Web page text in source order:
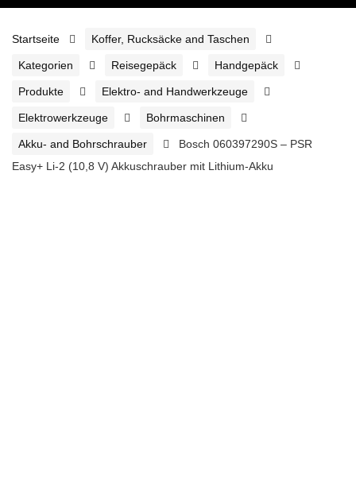
Startseite Koffer, Rucksäcke and Taschen
Kategorien Reisegepäck Handgepäck
Produkte Elektro- and Handwerkzeuge
Elektrowerkzeuge Bohrmaschinen
Akku- and Bohrschrauber
Bosch 060397290S – PSR
Easy+ Li-2 (10,8 V) Akkuschrauber mit Lithium-Akku